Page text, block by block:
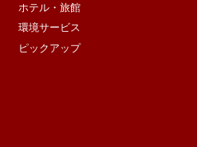
ホテル・旅館
環境サービス
ピックアップ